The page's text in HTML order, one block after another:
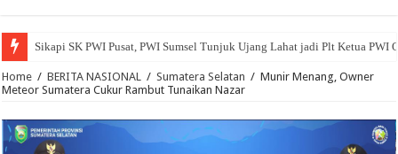
Sikapi SK PWI Pusat, PWI Sumsel Tunjuk Ujang Lahat jadi Plt Ketua PWI
Home / BERITA NASIONAL / Sumatera Selatan / Munir Menang, Owner
Meteor Sumatera Cukur Rambut Tunaikan Nazar